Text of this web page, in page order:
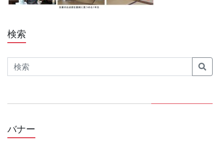
検索
Search
バナー